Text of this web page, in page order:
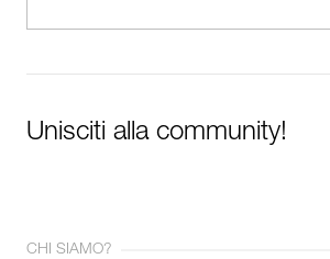
Unisciti alla community!
CHI SIAMO?